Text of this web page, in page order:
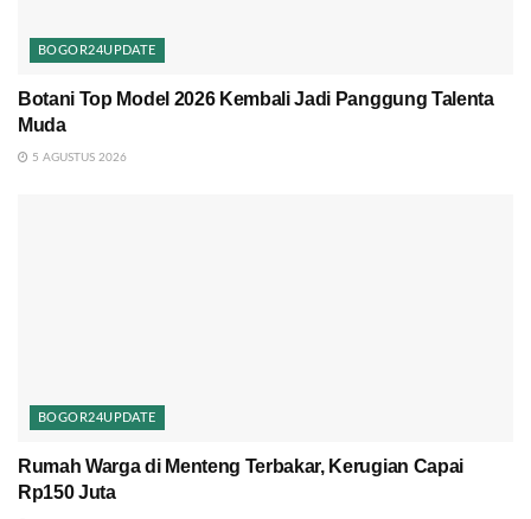
BOGOR24UPDATE
Botani Top Model 2026 Kembali Jadi Panggung Talenta
Muda
5 AGUSTUS 2026
BOGOR24UPDATE
Rumah Warga di Menteng Terbakar, Kerugian Capai
Rp150 Juta